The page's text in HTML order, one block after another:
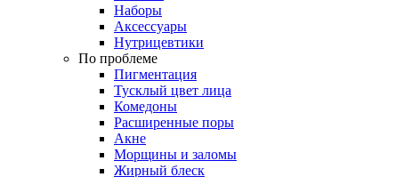
Наборы
Аксессуары
Нутрицевтики
По проблеме
Пигментация
Тусклый цвет лица
Комедоны
Расширенные поры
Акне
Морщины и заломы
Жирный блеск